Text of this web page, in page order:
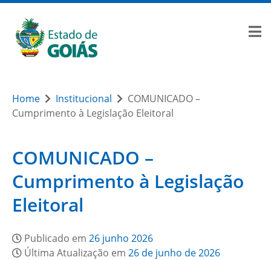
Home Institucional
COMUNICADO –
Cumprimento à Legislação Eleitoral
COMUNICADO –
Cumprimento à Legislação
Eleitoral
Publicado em 26 junho 2026
Última Atualização em 26 de junho de 2026